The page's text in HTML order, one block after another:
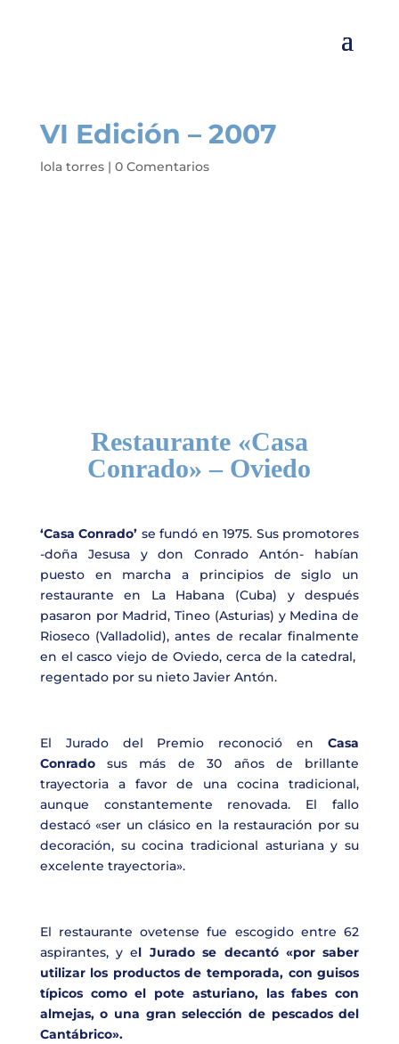
VI Edición – 2007
lola torres| 0 Comentarios
Restaurante «Casa
Conrado» – Oviedo
‘Casa Conrado’ se fundó en 1975. Sus promotores
-doña Jesusa y don Conrado Antón- habían
puesto en marcha a principios de siglo un
restaurante en La Habana (Cuba) y después
pasaron por Madrid, Tineo (Asturias) y Medina de
Rioseco (Valladolid), antes de recalar finalmente
en el casco viejo de Oviedo, cerca de la catedral,
regentado por su nieto Javier Antón.
El Jurado del Premio reconoció enCasa
Conradosus más de 30 años de brillante
trayectoria a favor de una cocina tradicional,
aunque constantemente renovada. El fallo
destacó «ser un clásico en la restauración por su
decoración, su cocina tradicional asturiana y su
excelente trayectoria».
El restaurante ovetense fue escogido entre 62
aspirantes, y el Jurado se decantó «por saber
utilizar los productos de temporada, con guisos
típicos como el pote asturiano, las fabes con
almejas, o una gran selección de pescados del
Cantábrico».